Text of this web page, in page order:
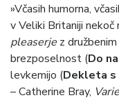
»Včasih humorna,
v Veliki Britaniji nekoč
pleaserje z
brezposelnost (Do
levkemijo (Dekleta s
– Catherine Bray,